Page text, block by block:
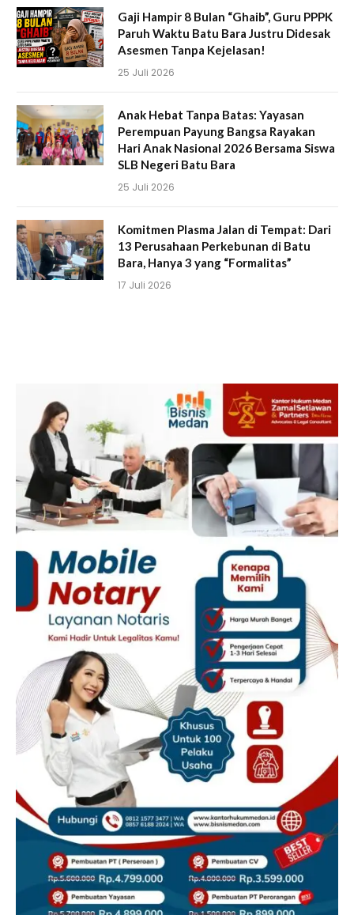
Gaji Hampir 8 Bulan “Ghaib”, Guru PPPK
Paruh Waktu Batu Bara Justru Didesak
Asesmen Tanpa Kejelasan!
25 Juli 2026
Anak Hebat Tanpa Batas: Yayasan
Perempuan Payung Bangsa Rayakan
Hari Anak Nasional 2026 Bersama Siswa
SLB Negeri Batu Bara
25 Juli 2026
Komitmen Plasma Jalan di Tempat: Dari
13 Perusahaan Perkebunan di Batu
Bara, Hanya 3 yang “Formalitas”
17 Juli 2026